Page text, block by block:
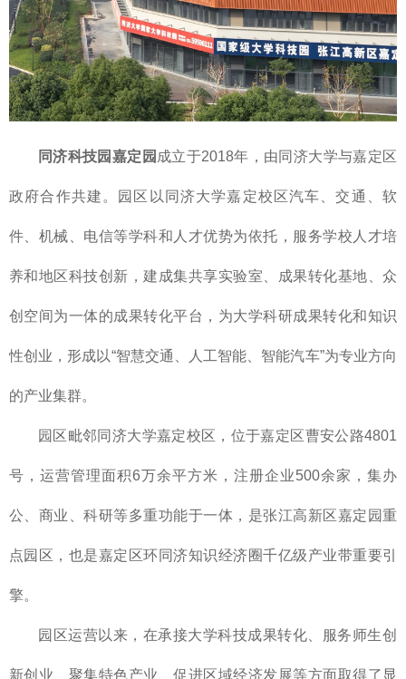
同济科技园嘉定园 成立于2018年，由同济大学与嘉定区
政府合作共建。园区以同济大学嘉定校区汽车、交通、软
件、机械、电信等学科和人才优势为依托，服务学校人才培
养和地区科技创新，建成集共享实验室、成果转化基地、众
创空间为一体的成果转化平台，为大学科研成果转化和知识
性创业，形成以“智慧交通、人工智能、智能汽车”为专业方向
的产业集群。
园区毗邻同济大学嘉定校区，位于嘉定区曹安公路4801
号，运营管理面积6万余平方米，注册企业500余家，集办
公、商业、科研等多重功能于一体，是张江高新区嘉定园重
点园区，也是嘉定区环同济知识经济圈千亿级产业带重要引
擎。
园区运营以来，在承接大学科技成果转化、服务师生创
新创业、聚集特色产业、促进区域经济发展等方面取得了显